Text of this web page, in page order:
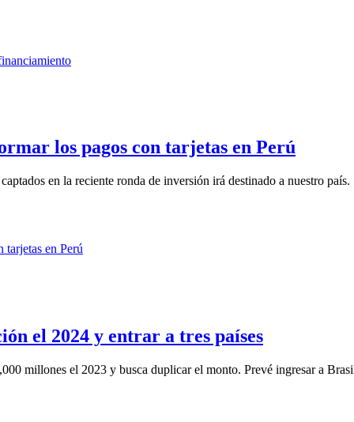
los pagos con tarjetas en Perú
en la reciente ronda de inversión irá destinado a nuestro país.
el 2024 y entrar a tres países
millones el 2023 y busca duplicar el monto. Prevé ingresar a